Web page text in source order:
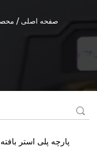
صفحه اصلی /
پارچه پلی استر